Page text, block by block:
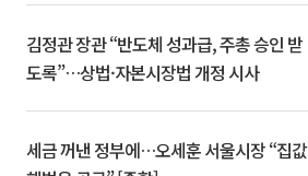
김정관 장관 “반도체 성과급, 주총 승인 받
도록”…상법·자본시장법 개정 시사
세금 꺼낸 정부에…오세훈 서울시장 “집값